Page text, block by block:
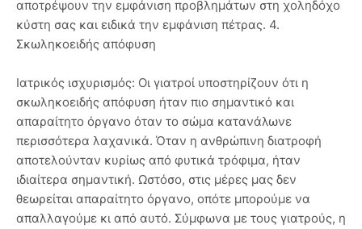
αποτρέψουν την εμφάνιση προβλημάτων στη χοληδόχο
κύστη σας και ειδικά την εμφάνιση πέτρας. 4.
Σκωληκοειδής απόφυση
Ιατρικός ισχυρισμός: Οι γιατροί υποστηρίζουν ότι η
σκωληκοειδής απόφυση ήταν πιο σημαντικό και
απαραίτητο όργανο όταν το σώμα κατανάλωνε
περισσότερα λαχανικά. Όταν η ανθρώπινη διατροφή
αποτελούνταν κυρίως από φυτικά τρόφιμα, ήταν
ιδιαίτερα σημαντική. Ωστόσο, στις μέρες μας δεν
θεωρείται απαραίτητο όργανο, οπότε μπορούμε να
απαλλαγούμε κι από αυτό. Σύμφωνα με τους γιατρούς, η